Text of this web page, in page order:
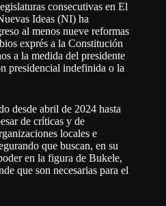
consecutivas en El
Ideas (NI) ha
al menos nueve reformas
exprés a la Constitución
a la medida del presidente
presidencial indefinida o la
desde abril de 2024 hasta
de críticas y de
locales e
que buscan, en su
en la figura de Bukele,
que son necesarias para el